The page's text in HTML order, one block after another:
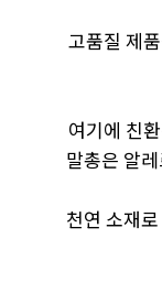
고품질 제
여기에 친
말총은 알
천연 소재